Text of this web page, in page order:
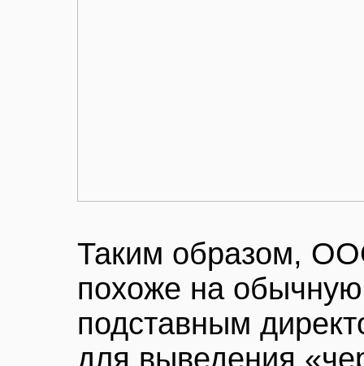
Таким образом,
похоже на
подставным
для выведения